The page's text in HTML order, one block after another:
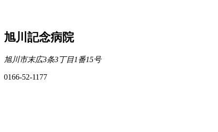
旭川記念病院
旭川市末広3条3丁目1番15号
0166-52-1177